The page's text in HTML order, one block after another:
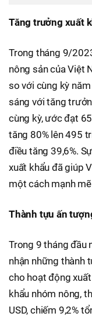
Tăng trưởng xuất
Trong tháng 9/
nông sản của Việt
so với cùng kỳ
sáng với tăng
cùng kỳ, ước đạt
tăng 80% lên 495
điều tăng 39,6%.
xuất khẩu đã giúp
một cách mạnh
Thành tựu ấn
Trong 9 tháng đầu
nhận những thành
cho hoạt động
khẩu nhóm nông,
USD, chiếm 9,2%